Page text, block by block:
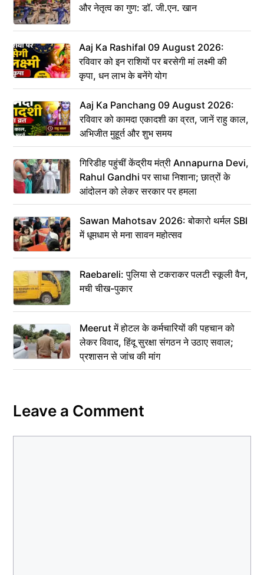
और नेतृत्व का गुण: डॉ. जी.एन. खान
Aaj Ka Rashifal 09 August 2026:
रविवार को इन राशियों पर बरसेगी मां लक्ष्मी की
कृपा, धन लाभ के बनेंगे योग
Aaj Ka Panchang 09 August 2026:
रविवार को कामदा एकादशी का व्रत, जानें राहु काल,
अभिजीत मुहूर्त और शुभ समय
गिरिडीह पहुंचीं केंद्रीय मंत्री Annapurna Devi,
Rahul Gandhi पर साधा निशाना; छात्रों के
आंदोलन को लेकर सरकार पर हमला
Sawan Mahotsav 2026: बोकारो थर्मल SBI
में धूमधाम से मना सावन महोत्सव
Raebareli: पुलिया से टकराकर पलटी स्कूली वैन,
मची चीख-पुकार
Meerut में होटल के कर्मचारियों की पहचान को
लेकर विवाद, हिंदू सुरक्षा संगठन ने उठाए सवाल;
प्रशासन से जांच की मांग
Leave a Comment